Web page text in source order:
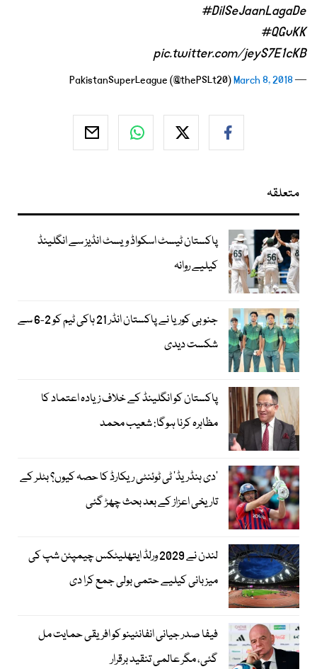
#DilSeJaanLagaDe
#QGvKK
pic.twitter.com/jeyS7E1cKB
— PakistanSuperLeague (@thePSLt20)
March 8, 2018
متعلقہ
پاکستان ٹیسٹ اسکواڈ ویسٹ انڈیز سے انگلینڈ
کیلیے روانہ
جنوبی کوریا نے پاکستان انڈر 21 ہاکی ٹیم کو 2-6 سے
شکست دیدی
پاکستان کو انگلینڈ کے خلاف زیادہ اعتماد کا
مظاہرہ کرنا ہوگا: شعیب محمد
’دی ہنڈریڈ‘ ٹی ٹوئنٹی ریکارڈ کا حصہ کیوں؟ بٹلر کے
تاریخی اعزاز کے بعد بحث چھڑ گئی
لندن نے 2029 ورلڈ ایتھلیٹکس چیمپئن شپ کی
میزبانی کیلیے حتمی بولی جمع کرا دی
فیفا صدر جیانی انفانٹینو کو افریقی حمایت مل
گئی، مگر عالمی تنقید برقرار